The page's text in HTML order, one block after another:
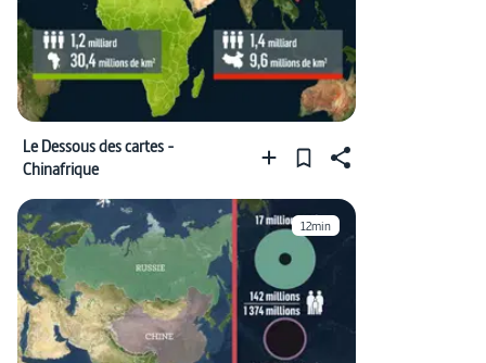
Le Dessous des cartes -
Chinafrique
12min